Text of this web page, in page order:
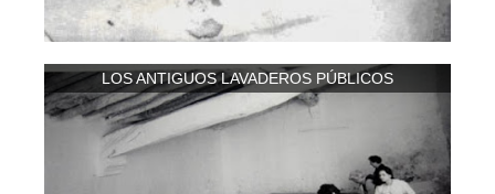
LOS ANTIGUOS LAVADEROS PÚBLICOS